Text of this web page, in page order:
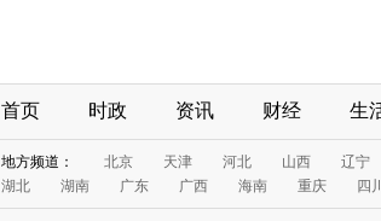
首页 时政 资讯 财经 生
地方频道： 北京 天津 河北 山西 辽宁
湖北
湖南 广东 广西 海南 重庆 四川